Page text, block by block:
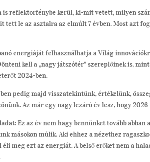
is reflektorfénybe kerül, ki-mit vetett, milyen
tett le az asztalra az elmúlt 7 évben. Most azt
energiáját felhasználhatja a Világ
kell a „nagy játszótér” szereplőinek is,
2024-ben.
pedig majd visszatekintünk, értékelünk,
Az már egy nagy lezáró év lesz, hogy
Ez az év nem hagy bennünket tovább
másokon múlik. Aki ehhez a nézethez
éli meg ezt az energiát. A belső erőket nem a